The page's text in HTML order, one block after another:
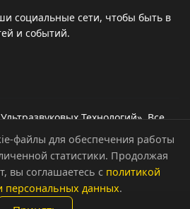
социальные сети, чтобы быть в
и событий.
Технологий». Все
защищены.
файлы для обеспечения работы
статистики. Продолжая
вы соглашаетесь с политикой
персональных данных.